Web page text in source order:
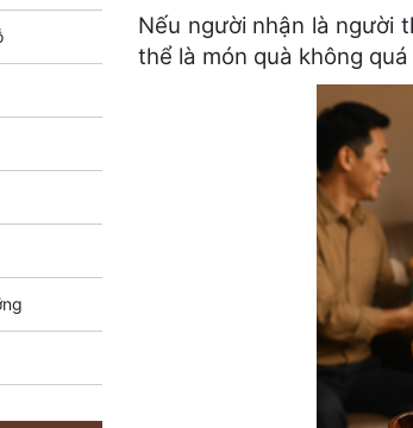
Nếu người nhận là người
thể là món quà không